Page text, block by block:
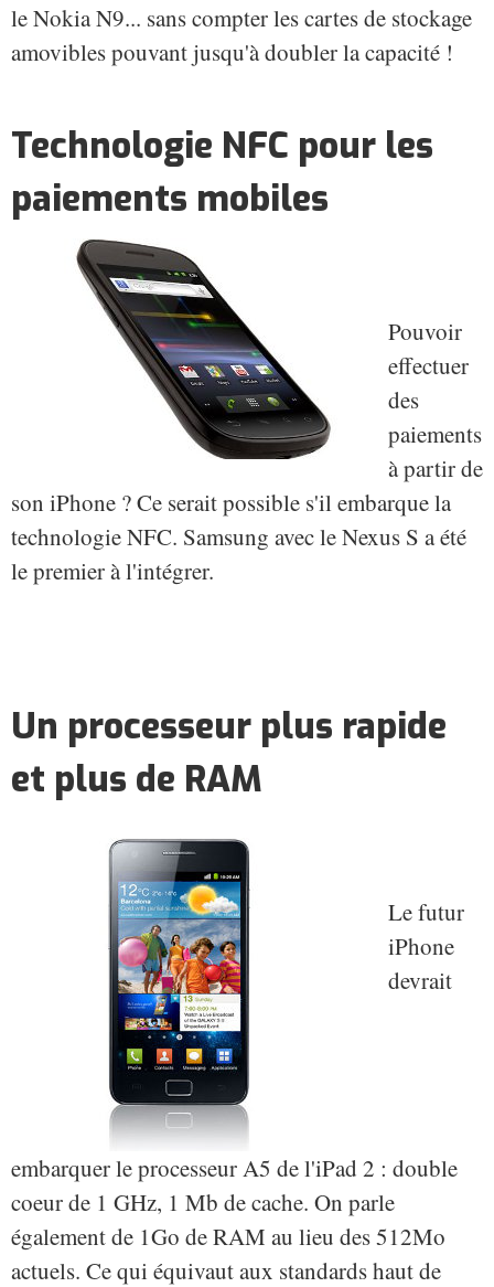
le Nokia N9... sans compter les cartes de stockage
amovibles pouvant jusqu'à doubler la capacité !
Technologie NFC pour les
paiements mobiles
Pouvoir
effectuer
des
paiements
à partir de
son iPhone ? Ce serait possible s'il embarque la
technologie NFC. Samsung avec le Nexus S a été
le premier à l'intégrer.
Un processeur plus rapide
et plus de RAM
Le futur
iPhone
devrait
embarquer le processeur A5 de l'iPad 2 : double
coeur de 1 GHz, 1 Mb de cache. On parle
également de 1Go de RAM au lieu des 512Mo
actuels. Ce qui équivaut aux standards haut de